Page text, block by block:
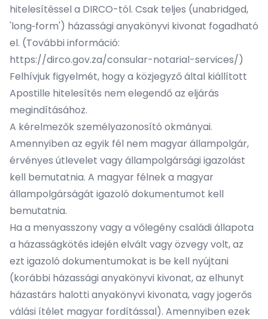
hitelesítéssel a DIRCO-tól. Csak teljes (unabridged,
'long‑form') házassági anyakönyvi kivonat fogadható
el. (További információ:
https://dirco.gov.za/consular-notarial-services/)
Felhívjuk figyelmét, hogy a közjegyző által kiállított
Apostille hitelesítés nem elegendő az eljárás
megindításához.
A kérelmezők személyazonosító okmányai.
Amennyiben az egyik fél nem magyar állampolgár,
érvényes útlevelet vagy állampolgársági igazolást
kell bemutatnia. A magyar félnek a magyar
állampolgárságát igazoló dokumentumot kell
bemutatnia.
Ha a menyasszony vagy a vőlegény családi állapota
a házasságkötés idején elvált vagy özvegy volt, az
ezt igazoló dokumentumokat is be kell nyújtani
(korábbi házassági anyakönyvi kivonat, az elhunyt
házastárs halotti anyakönyvi kivonata, vagy jogerős
válási ítélet magyar fordítással). Amennyiben ezek